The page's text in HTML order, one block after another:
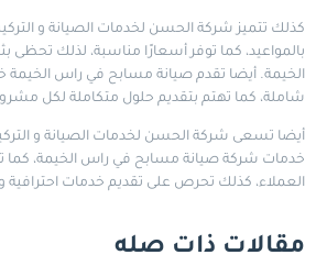
كذلك تتميز شركة الحسن لخدمات الصيانة و التركيب
بالمواعيد، كما توفر أسعارًا مناسبة، لذلك تحظى
الخيمة. أيضا تقدم صيانة مسابح في راس الخيمة
شاملة، كما تهتم بتقديم حلول متكاملة لكل
أيضا تسعى شركة الحسن لخدمات الصيانة و
خدمات شركة صيانة مسابح في راس الخيمة،
العملاء، كذلك تحرص على تقديم خدمات احترافية
مقالات ذات صله